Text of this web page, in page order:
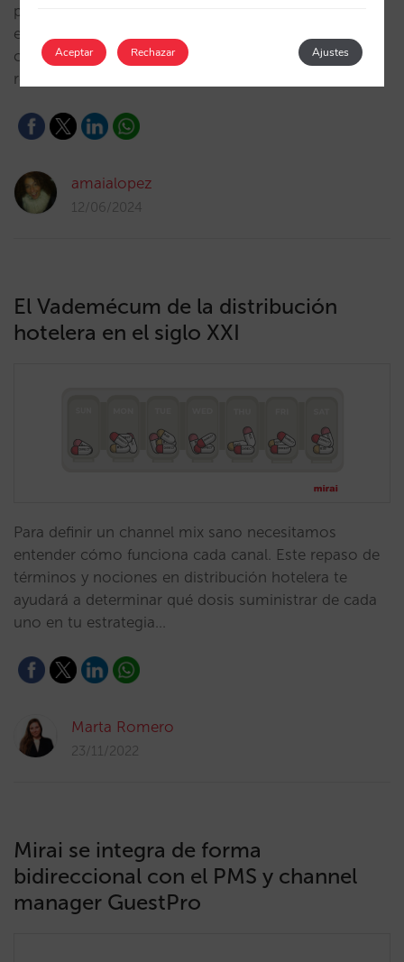
propia plataforma de venta directa a agencias y
empresas, maximizando así tus márgenes y
consiguiendo una distribución más eficiente y
rentable…
amaialopez
12/06/2024
El Vademécum de la distribución
hotelera en el siglo XXI
Para definir un channel mix sano necesitamos
entender cómo funciona cada canal. Este repaso de
términos y nociones en distribución hotelera te
ayudará a determinar qué dosis suministrar de cada
uno en tu estrategia…
Marta Romero
23/11/2022
Mirai se integra de forma
bidireccional con el PMS y channel
manager GuestPro
Aceptar Ajustes
Rechazar